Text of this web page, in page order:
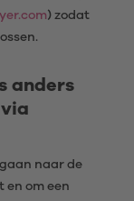
) zodat
anders
naar de
om een